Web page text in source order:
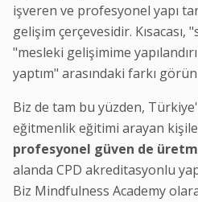
işveren ve profesyonel yapı
gelişim çerçevesidir. Kısacası,
"mesleki gelişimime
yaptım" arasındaki farkı
Biz de tam bu yüzden,
eğitmenlik eğitimi arayan
profesyonel güven de
alanda CPD akreditasyonlu
Biz Mindfulness Academy